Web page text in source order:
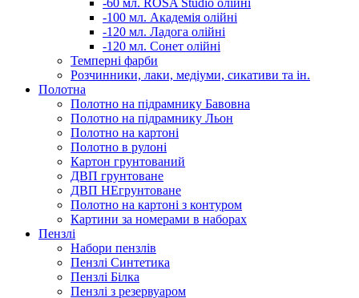
-60 мл. ROSA Studio олійні
-100 мл. Академія олійні
-120 мл. Ладога олійні
-120 мл. Сонет олійні
Темперні фарби
Розчинники, лаки, медіуми, сикативи та ін.
Полотна
Полотно на підрамнику Бавовна
Полотно на підрамнику Льон
Полотно на картоні
Полотно в рулоні
Картон грунтований
ДВП грунтоване
ДВП НЕгрунтоване
Полотно на картоні з контуром
Картини за номерами в наборах
Пензлі
Набори пензлів
Пензлі Синтетика
Пензлі Білка
Пензлі з резервуаром